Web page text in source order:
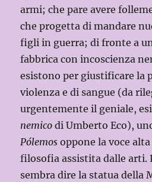
armi; che pare avere
che progetta di mandare
figli in guerra; di fronte a
fabbrica con incoscienza
esistono per giustificare la
violenza e di sangue (da
urgentemente il geniale,
nemicodi Umberto Eco),
Pólemosoppone la voce
filosofia assistita dalle arti.
sembra dire la statua della